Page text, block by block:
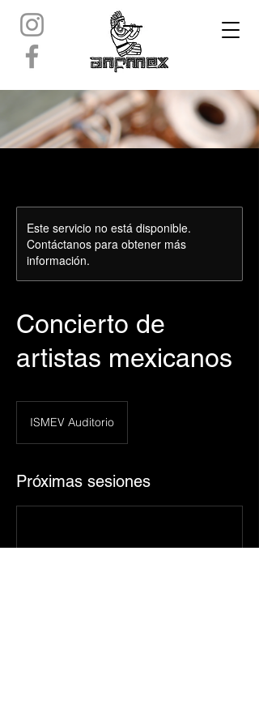
Este servicio no está disponible.
Contáctanos para obtener más
información.
Concierto de
artistas mexicanos
ISMEV Auditorio
Próximas sesiones